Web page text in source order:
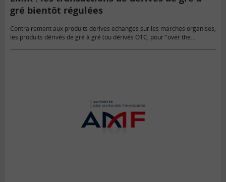
gré bientôt régulées
Contrairement aux produits dérivés échangés sur les marchés organisés,
les produits dérivés de gré à gré (ou dérivés OTC, pour "over the